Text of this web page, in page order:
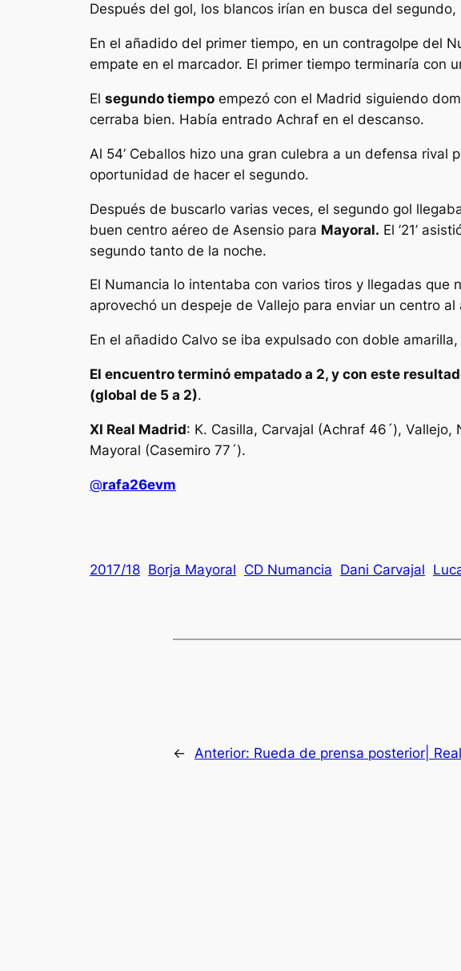
Después del gol, los blancos irían en busca del
En el añadido del primer tiempo, en un contragolpe del
empate en el marcador. El primer tiempo terminaría con
El segundo tiempo empezó con el Madrid siguiendo
cerraba bien. Había entrado Achraf en el descanso.
Al 54’ Ceballos hizo una gran culebra a un defensa
oportunidad de hacer el segundo.
Después de buscarlo varias veces, el segundo gol
buen centro aéreo de Asensio para Mayoral. El ’21’
segundo tanto de la noche.
El Numancia lo intentaba con varios tiros y llegadas que
aprovechó un despeje de Vallejo para enviar un centro
En el añadido Calvo se iba expulsado con doble
El encuentro terminó empatado a 2, y con este
(global de 5 a 2).
XI Real Madrid: K. Casilla, Carvajal (Achraf 46´),
Mayoral (Casemiro 77´).
@rafa26evm
2017/18 Borja Mayoral CD Numancia Dani Carvajal
← Anterior: Rueda de prensa posterior|